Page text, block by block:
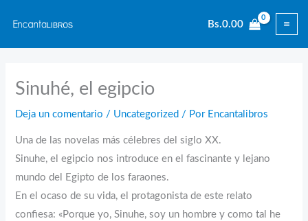
contenido
Bs.0.00
Sinuhé, el egipcio
Deja un comentario / Uncategorized / Por Encantalibros
Una de las novelas más célebres del siglo XX.
Sinuhe, el egipcio nos introduce en el fascinante y lejano
mundo del Egipto de los faraones.
En el ocaso de su vida, el protagonista de este relato
confiesa: «Porque yo, Sinuhe, soy un hombre y como tal he